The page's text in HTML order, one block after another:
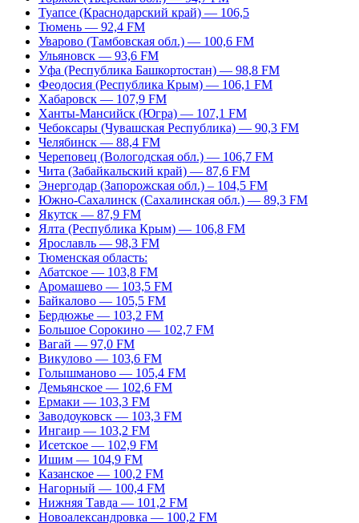
Туапсе (Краснодарский край) — 106,5
Тюмень — 92,4 FM
Уварово (Тамбовская обл.) — 100,6 FM
Ульяновск — 93,6 FM
Уфа (Республика Башкортостан) — 98,8 FM
Феодосия (Республика Крым) — 106,1 FM
Хабаровск — 107,9 FM
Ханты-Мансийск (Югра) — 107,1 FM
Чебоксары (Чувашская Республика) — 90,3 FM
Челябинск — 88,4 FM
Череповец (Вологодская обл.) — 106,7 FM
Чита (Забайкальский край) — 87,6 FM
Энергодар (Запорожская обл.) – 104,5 FM
Южно-Сахалинск (Сахалинская обл.) — 89,3 FM
Якутск — 87,9 FM
Ялта (Республика Крым) — 106,8 FM
Ярославль — 98,3 FM
Тюменская область:
Абатское — 103,8 FM
Аромашево — 103,5 FM
Байкалово — 105,5 FM
Бердюжье — 103,2 FM
Большое Сорокино — 102,7 FM
Вагай — 97,0 FM
Викулово — 103,6 FM
Голышманово — 105,4 FM
Демьянское — 102,6 FM
Ермаки — 103,3 FM
Заводоуковск — 103,3 FM
Ингаир — 103,2 FM
Исетское — 102,9 FM
Ишим — 104,9 FM
Казанское — 100,2 FM
Нагорный — 100,4 FM
Нижняя Тавда — 101,2 FM
Новоалександровка — 100,2 FM